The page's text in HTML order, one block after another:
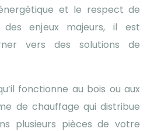
et le respect de
des enjeux majeurs, il est
vers des solutions de
fonctionne au bois ou aux
de chauffage qui distribue
plusieurs pièces de votre